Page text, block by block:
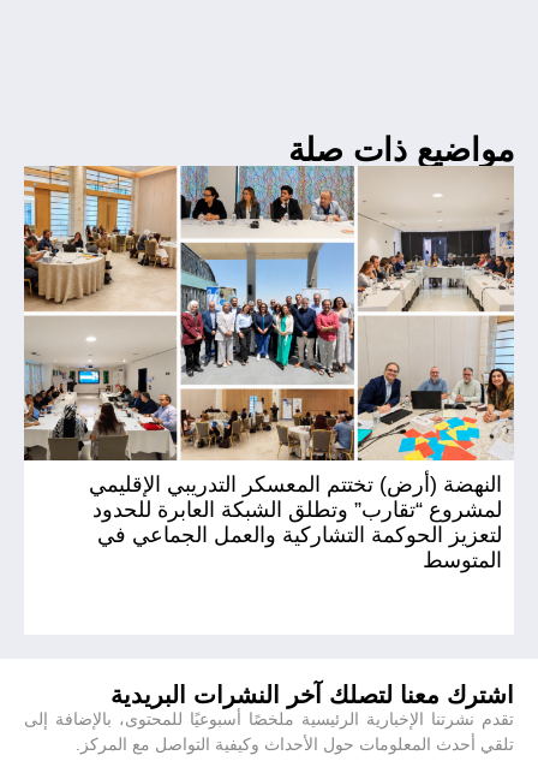
مواضيع ذات صلة
النهضة (أرض) تختتم المعسكر التدريبي الإقليمي
لمشروع “تقارب” وتطلق الشبكة العابرة للحدود
لتعزيز الحوكمة التشاركية والعمل الجماعي في
المتوسط
اشترك معنا لتصلك آخر النشرات البريدية
تقدم نشرتنا الإخبارية الرئيسية ملخصًا أسبوعيًا للمحتوى، بالإضافة إلى
تلقي أحدث المعلومات حول الأحداث وكيفية التواصل مع المركز.